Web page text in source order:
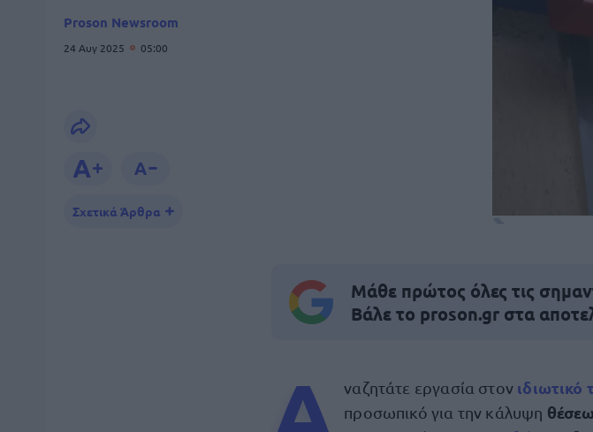
Proson Newsroom
24 Αυγ 2025 05:00
Σχετικά Άρθρα
Μάθε πρώτος όλες τις
Βάλε το proson.gr στα
ναζητάτε εργασία στον ιδιωτικό
προσωπικό για την κάλυψη